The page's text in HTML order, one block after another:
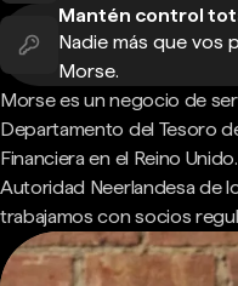
Mantén control
Nadie más que vos
Morse.
Morse es un negocio de
Departamento del Tesoro
Financiera en el Reino
Autoridad Neerlandesa de
trabajamos con socios